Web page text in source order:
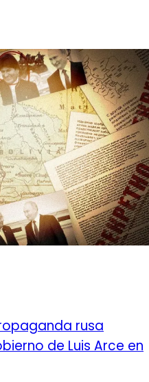
rusa
de Luis Arce en